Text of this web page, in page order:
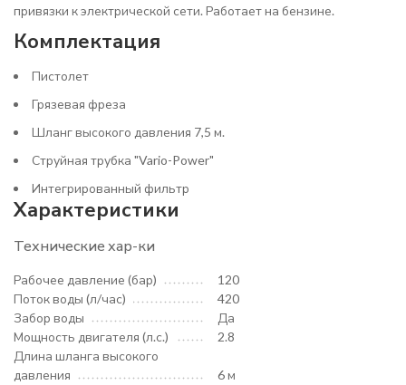
привязки к электрической сети. Работает на бензине.
Комплектация
Пистолет
Грязевая фреза
Шланг высокого давления 7,5 м.
Струйная трубка "Vario-Power"
Интегрированный фильтр
Характеристики
Технические хар-ки
Рабочее давление (бар)
120
Поток воды (л/час)
420
Забор воды
Да
Мощность двигателя (л.с.)
2.8
Длина шланга высокого
давления
6 м